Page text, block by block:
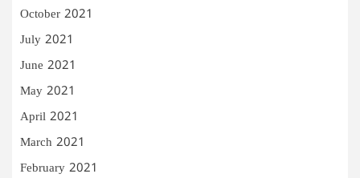
October 2021
July 2021
June 2021
May 2021
April 2021
March 2021
February 2021